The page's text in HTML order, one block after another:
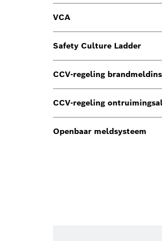
VCA
Safety Culture Ladder
CCV-regeling
CCV-regeling
Openbaar meldsysteem